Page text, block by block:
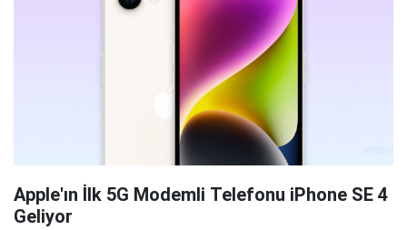
Apple'ın İlk 5G Modemli Telefonu iPhone SE 4
Geliyor